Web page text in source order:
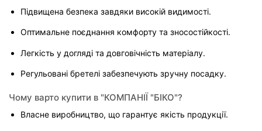
Підвищена безпека завдяки високій видимості.
Оптимальне поєднання комфорту та зносостійкості.
Легкість у догляді та довговічність матеріалу.
Регульовані бретелі забезпечують зручну посадку.
Чому варто купити в "КОМПАНІЇ "БІКО"?
Власне виробництво, що гарантує якість продукції.